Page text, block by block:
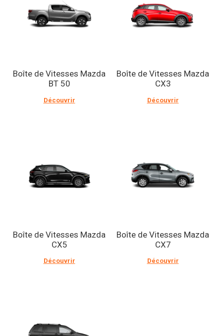
Boîte de Vitesses Mazda
BT 50
Découvrir
Boîte de Vitesses Mazda
CX3
Découvrir
Boîte de Vitesses Mazda
CX5
Découvrir
Boîte de Vitesses Mazda
CX7
Découvrir